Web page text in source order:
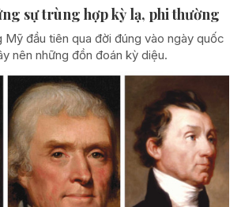
sự trùng hợp kỳ lạ, phi thường
đầu tiên qua đời đúng vào ngày quốc
nên những đồn đoán kỳ diệu.